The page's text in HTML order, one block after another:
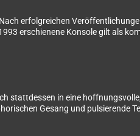
erfolgreichen
erschienene Konsole gilt als
stattdessen in eine
Gesang und pulsierende